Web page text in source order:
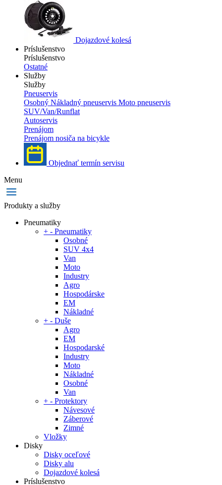
Dojazdové kolesá
Príslušenstvo
Príslušenstvo
Ostatné
Služby
Služby
Pneuservis
Osobný Nákladný pneuservis Moto pneuservis
SUV/Van/Runflat
Autoservis
Prenájom
Prenájom nosiča na bicykle
Objednať termín servisu
Menu
Produkty a služby
Pneumatiky
+ - Pneumatiky
Osobné
SUV 4x4
Van
Moto
Industry
Agro
Hospodárske
EM
Nákladné
+ - Duše
Agro
EM
Hospodarské
Industry
Moto
Nákladné
Osobné
Van
+ - Protektory
Návesové
Záberové
Zimné
Vložky
Disky
Disky oceľové
Disky alu
Dojazdové kolesá
Príslušenstvo